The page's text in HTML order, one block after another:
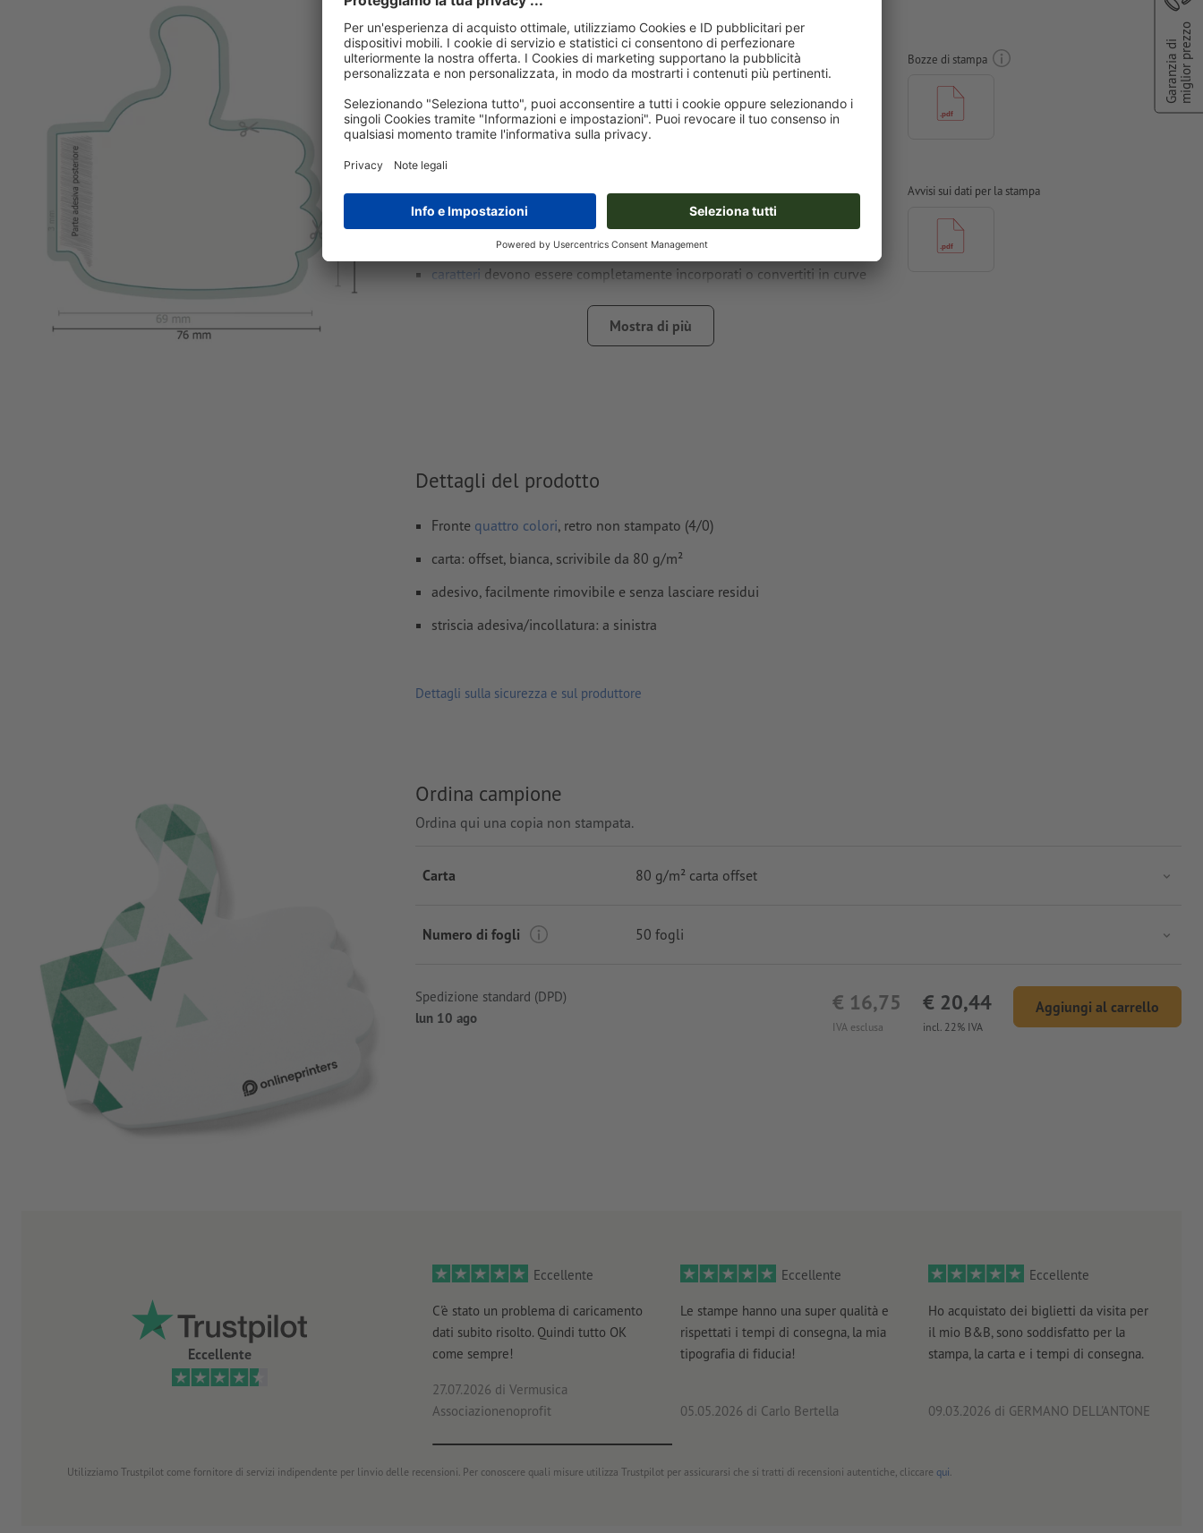
Avvisi sui dati per la stampa Foglietti adesivi, Pollice
su, 6,6 x 6,9 cm, 4/0
Formato dei dati
: 7,2 x 7,6 cm
Riempimento:3 mm
Creare il documento con 0 mm di
sui lati e le informazioni
importanti ad almeno 4 mm di distanza dal formato finale
caratteri devono essere completamente incorporati o convertiti in curve
CMYK, FOGRA52 (PSO Uncoated v3 FOGRA52) per carte
Mostra di più
Bozze di stampa
Avvisi sui dati per la stampa
Dettagli del prodotto
Fronte quattro colori, retro non stampato (4/0)
carta: offset, bianca, scrivibile da 80 g/m²
adesivo, facilmente rimovibile e senza lasciare residui
striscia adesiva/incollatura: a sinistra
Dettagli sulla sicurezza e sul produttore
Ordina campione
Ordina qui una copia non stampata.
Carta 80 g/m² carta offset
Numero di fogli 50 fogli
IVA esclusa
€ 16,75
incl. 22% IVA
€ 20,44 Aggiungi al carrello
Spedizione standard (DPD)
lun 10 ago
Eccellente
Eccellente
C'è stato un problema di caricamento
dati subito risolto. Quindi tutto OK
come sempre!
27.07.2026 di Vermusica
Associazionenoprofit
Eccellente
Le stampe hanno una super qualità e
rispettati i tempi di consegna, la mia
tipografia di fiducia!
05.05.2026 di Carlo Bertella
Eccellente
Ho acquistato dei biglietti da visita per
il mio B&B, sono soddisfatto per la
stampa, la carta e i tempi di consegna.
09.03.2026 di GERMANO DELL'ANTONE
Utilizziamo Trustpilot come fornitore di servizi indipendente per linvio delle recensioni. Per conoscere quali misure utilizza Trustpilot per assicurarsi che si tratti di recensioni autentiche, cliccare qui.
Garanzia dimiglior prezzo